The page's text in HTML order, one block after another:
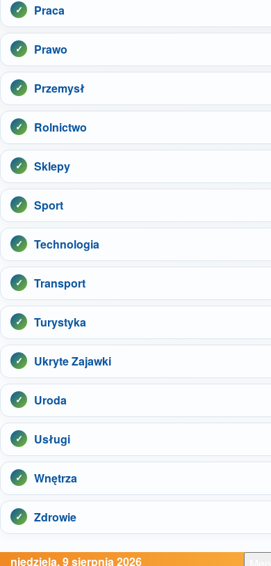
Praca
Prawo
Przemysł
Rolnictwo
Sklepy
Sport
Technologia
Transport
Turystyka
Ukryte Zajawki
Uroda
Usługi
Wnętrza
Zdrowie
niedziela, 9 sierpnia 2026